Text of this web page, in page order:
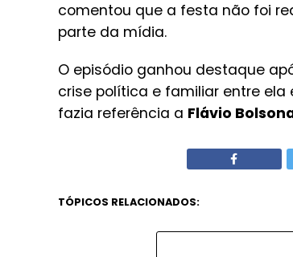
comentou que a festa não foi
parte da mídia.
O episódio ganhou destaque
crise política e familiar entre
fazia referência a Flávio
TÓPICOS RELACIONADOS: